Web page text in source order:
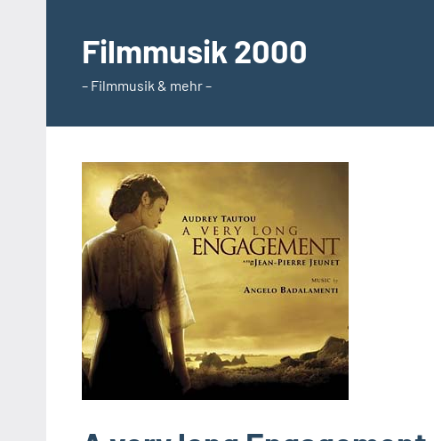
springenFilmmusik 2000
– Filmmusik & mehr –